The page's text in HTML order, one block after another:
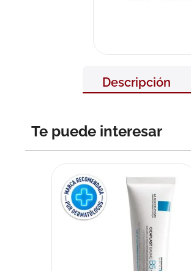
Descripción
Te puede interesar